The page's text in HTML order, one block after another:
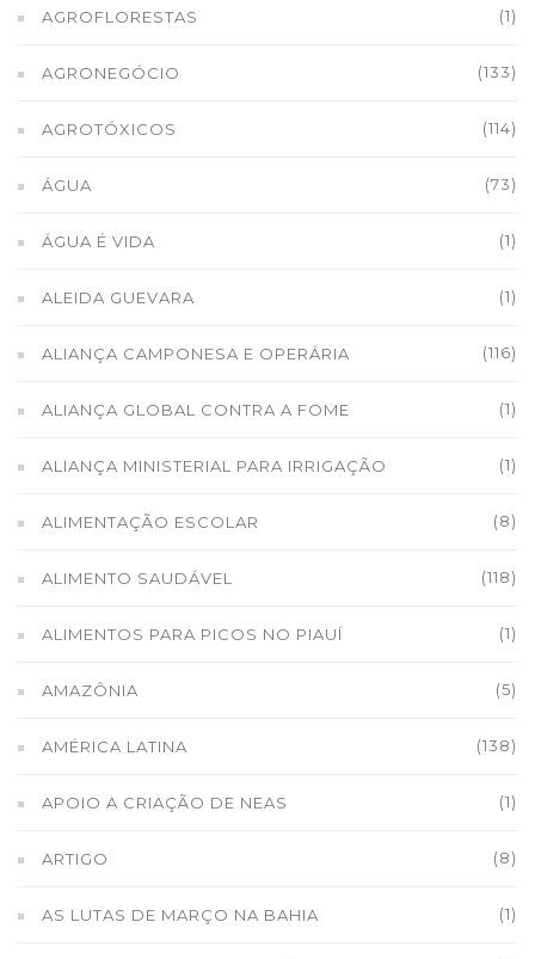
AGROFLORESTAS (1)
AGRONEGÓCIO (133)
AGROTÓXICOS (114)
ÁGUA (73)
ÁGUA É VIDA (1)
ALEIDA GUEVARA (1)
ALIANÇA CAMPONESA E OPERÁRIA (116)
ALIANÇA GLOBAL CONTRA A FOME (1)
ALIANÇA MINISTERIAL PARA IRRIGAÇÃO (1)
ALIMENTAÇÃO ESCOLAR (8)
ALIMENTO SAUDÁVEL (118)
ALIMENTOS PARA PICOS NO PIAUÍ (1)
AMAZÔNIA (5)
AMÉRICA LATINA (138)
APOIO A CRIAÇÃO DE NEAS (1)
ARTIGO (8)
AS LUTAS DE MARÇO NA BAHIA (1)